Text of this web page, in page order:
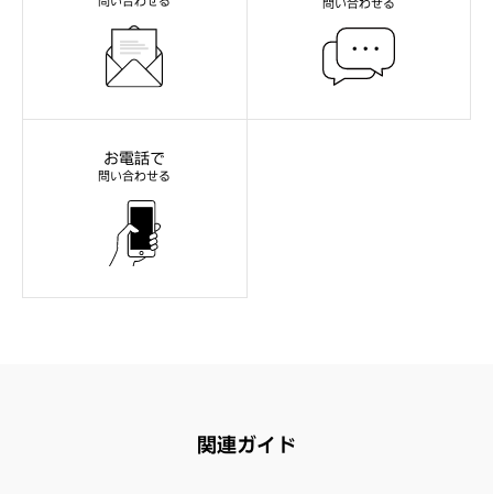
お電話で
問い合わせる
関連ガイド